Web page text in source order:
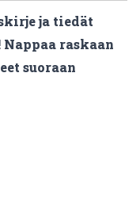
ja tiedät
raskaan
suoraan